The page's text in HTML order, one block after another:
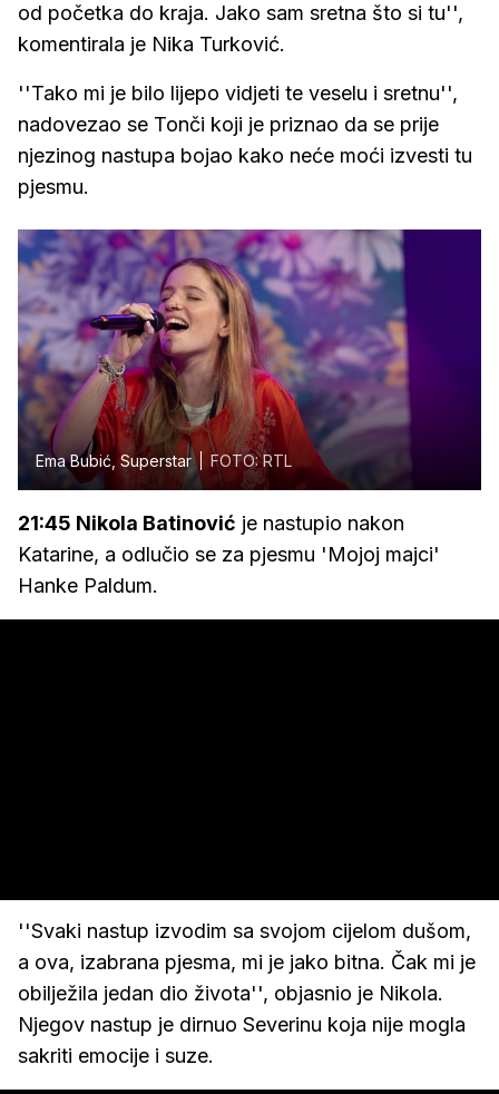
od početka do kraja. Jako sam sretna što si tu'',
komentirala je Nika Turković.
''Tako mi je bilo lijepo vidjeti te veselu i sretnu'',
nadovezao se Tonči koji je priznao da se prije
njezinog nastupa bojao kako neće moći izvesti tu
pjesmu.
Ema Bubić, Superstar FOTO: RTL
21:45 Nikola Batinović je nastupio nakon
Katarine, a odlučio se za pjesmu 'Mojoj majci'
Hanke Paldum.
''Svaki nastup izvodim sa svojom cijelom dušom,
a ova, izabrana pjesma, mi je jako bitna. Čak mi je
obilježila jedan dio života'', objasnio je Nikola.
Njegov nastup je dirnuo Severinu koja nije mogla
sakriti emocije i suze.